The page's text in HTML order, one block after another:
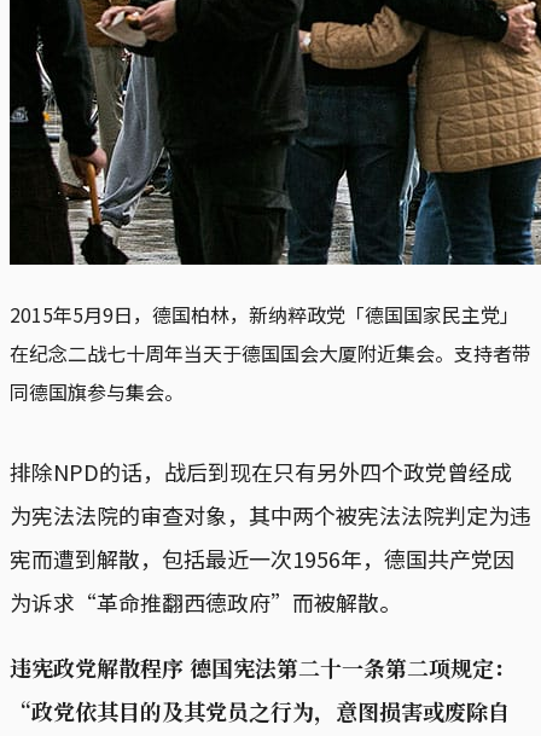
2015年5月9日，德国柏林，新纳粹政党「德国国家民主党」
在纪念二战七十周年当天于德国国会大厦附近集会。支持者带
同德国旗参与集会。
排除NPD的话，战后到现在只有另外四个政党曾经成
为宪法法院的审查对象，其中两个被宪法法院判定为违
宪而遭到解散，包括最近一次1956年，德国共产党因
为诉求“革命推翻西德政府”而被解散。
违宪政党解散程序 德国宪法第二十一条第二项规定：
“政党依其目的及其党员之行为，意图损害或废除自